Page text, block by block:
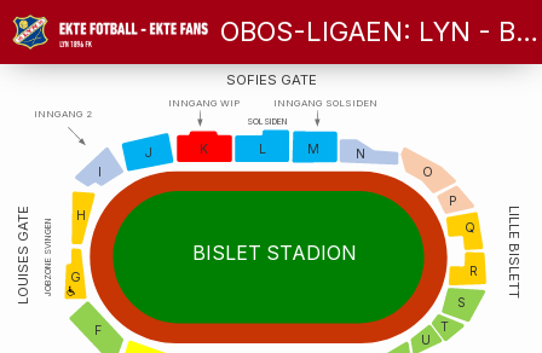
OBOS-LIGAEN: LYN - BRYNE
H
G
F
U
T
R
S
N
O
P
Q
M
L
K
J
I
SOLSIDEN
JOBZONE SVINGEN LILLE BISLETT
SOFIES GATE
INNGANG 2
INNGANG WIP INNGANG SOLSIDEN
LOUISES GATE BISLET STADION